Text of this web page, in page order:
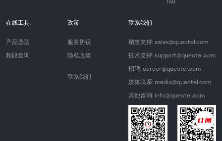
在线工具
产品选型
频段查询
政策
服务协议
隐私政策
联系我们
联系我们
销售支持: sales@quectel.com
技术支持: support@quectel.com
招聘: career@quectel.com
媒体联系: media@quectel.com
其他咨询: info@quectel.com